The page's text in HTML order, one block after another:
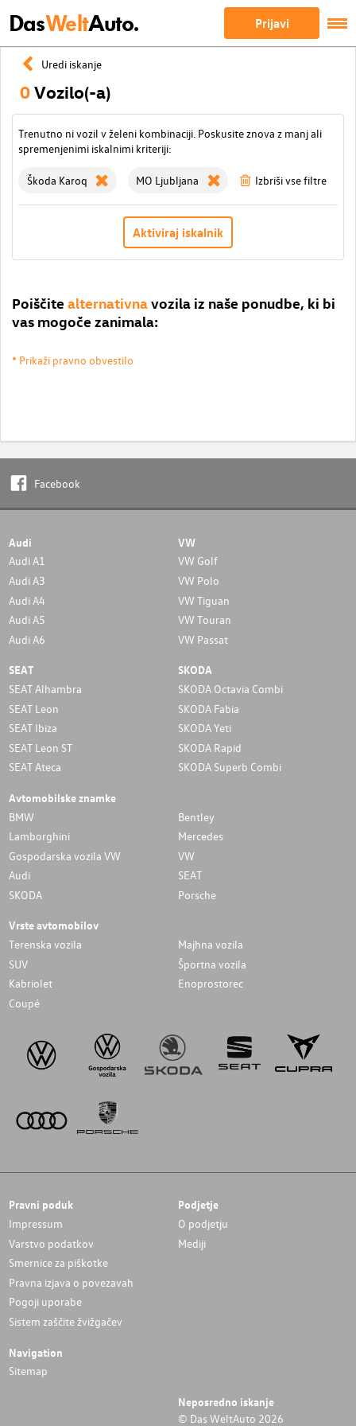
DasWeltAuto. Prijavi
Uredi iskanje
0Vozilo(-a)
Trenutno ni vozil v želeni kombinaciji. Poskusite znova z manj ali
spremenjenimi iskalnimi kriteriji:
Škoda Karoq MO Ljubljana Izbriši vse filtre
Aktiviraj iskalnik
Poiščite alternativnavozila iz naše ponudbe, ki bi
vas mogoče zanimala:
* Prikaži pravno obvestilo
Facebook
Audi
Audi A1
Audi A3
Audi A4
Audi A5
Audi A6
VW
VW Golf
VW Polo
VW Tiguan
VW Touran
VW Passat
SEAT
SEAT Alhambra
SEAT Leon
SEAT Ibiza
SEAT Leon ST
SEAT Ateca
SKODA
SKODA Octavia Combi
SKODA Fabia
SKODA Yeti
SKODA Rapid
SKODA Superb Combi
Avtomobilske znamke
BMW
Bentley
Lamborghini
Mercedes
Gospodarska vozila VW
VW
Audi
SEAT
SKODA
Porsche
Vrste avtomobilov
Terenska vozila
Majhna vozila
SUV
Športna vozila
Kabriolet
Enoprostorec
Coupé
Pravni poduk
Impressum
Varstvo podatkov
Smernice za piškotke
Pravna izjava o povezavah
Pogoji uporabe
Sistem zaščite žvižgačev
Podjetje
O podjetju
Mediji
Navigation
Sitemap
Neposredno iskanje
© Das WeltAuto 2026